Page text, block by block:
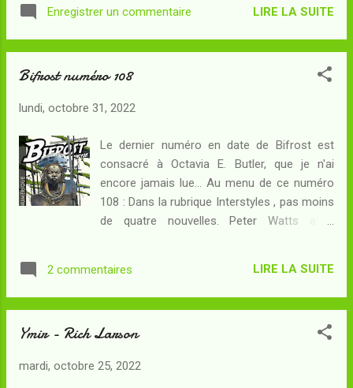
plus intrigant... quelle horreur attend le
lavabo est sa première victime, dans les
toilettes de la boîte de nuit où il fait la fête,
nouvel ami avait dans son viseur - sera la
pour eux deux... à moins que... Il sera difficile
éléments-clé de son schéma. Néanmoins, il
faut comprendre dès le départ que Shoot
your Shot va moissonner les champs fertiles
de l'horreur, lesquels ont été ici ensemencés
de façon inédite par un Rich Larson
Terre doit résoudre une équation assez
Enregistrer un commentaire LIRE LA SUITE
Bifrost numéro 108
lundi, octobre 31, 2022
Le dernier numéro en date de Bifrost est
consacré à Octavia E. Butler, que je n'ai
encore jamais lue... Au menu de ce numéro
108 : Dans la rubrique Interstyles , pas moins
de quatre nouvelles. Peter Watts avec
tourné puisque ses augmentations
technologiques ont ciblé "sans raison
supérieurs, il s'agit de gérer les retombées
elle, il s'agit de comprendre et d'accepter ce
2 commentaires LIRE LA SUITE
Ymir - Rich Larson
mardi, octobre 25, 2022